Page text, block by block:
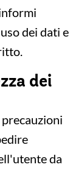
dei dati e
dei
da